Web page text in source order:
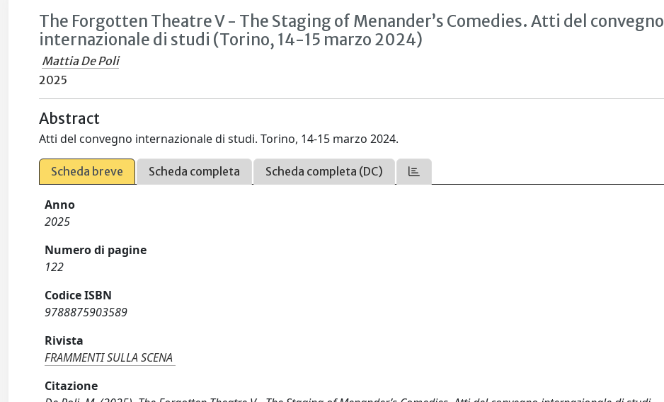
The Forgotten Theatre V - The Staging of Menander’s Comedies. Atti del convegno
internazionale di studi (Torino, 14-15 marzo 2024)
Mattia De Poli
2025
Abstract
Atti del convegno internazionale di studi. Torino, 14-15 marzo 2024.
Scheda breve Scheda completa Scheda completa (DC)
Anno
2025
Numero di pagine
122
Codice ISBN
9788875903589
Rivista
FRAMMENTI SULLA SCENA
Citazione